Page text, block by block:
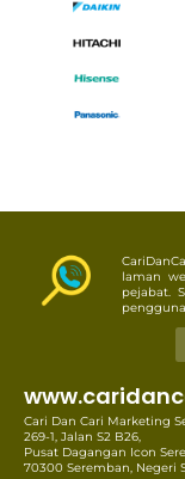
laman
pejabat.
Cari Dan Cari Marketing
269-1, Jalan S2 B26,
Pusat Dagangan Icon
70300 Seremban, Negeri